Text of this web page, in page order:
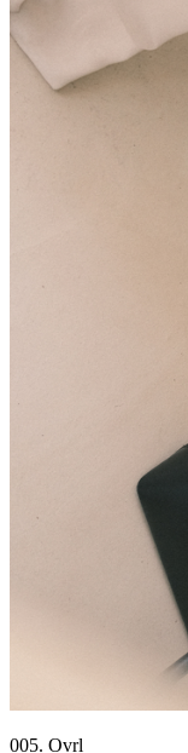
005. Ovrl